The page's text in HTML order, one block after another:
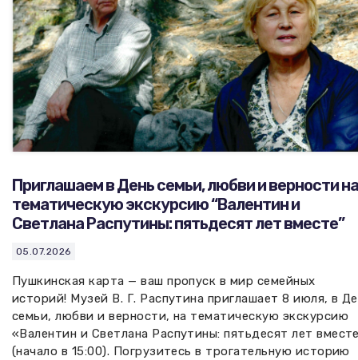
Приглашаем в День семьи, любви и верности на
тематическую экскурсию “Валентин и
Светлана Распутины: пятьдесят лет вместе”
05.07.2026
Пушкинская карта — ваш пропуск в мир семейных
историй! Музей В. Г. Распутина приглашает 8 июля, в
семьи, любви и верности, на тематическую экскурсию
«Валентин и Светлана Распутины: пятьдесят лет
(начало в 15:00). Погрузитесь в трогательную историю